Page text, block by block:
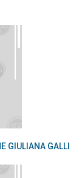
GIULIANA GALLI